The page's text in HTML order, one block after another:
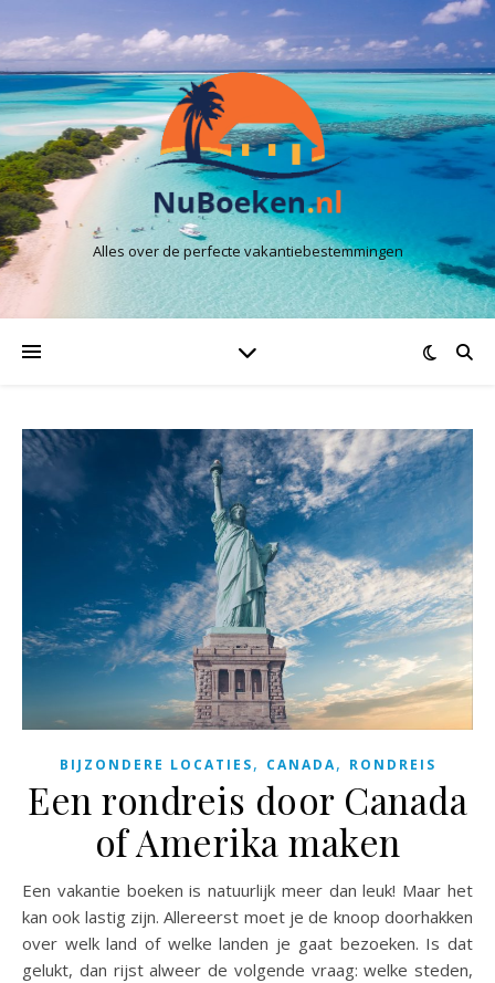
Alles over de perfecte vakantiebestemmingen
BIJZONDERE LOCATIES, CANADA, RONDREIS
Een rondreis door Canada
of Amerika maken
Een vakantie boeken is natuurlijk meer dan leuk! Maar het
kan ook lastig zijn. Allereerst moet je de knoop doorhakken
over welk land of welke landen je gaat bezoeken. Is dat
gelukt, dan rijst alweer de volgende vraag: welke steden,